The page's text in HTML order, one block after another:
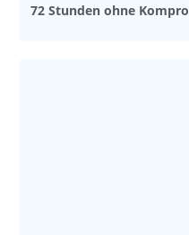
72 Stunden ohne